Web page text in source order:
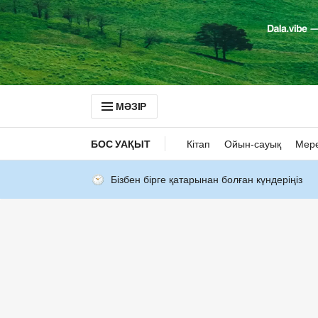
МӘЗІР
БОС УАҚЫТ Кітап Ойын-сауық
Бізбен бірге қатарынан болған күндеріңіз